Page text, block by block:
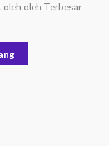
oleh oleh Terbesar